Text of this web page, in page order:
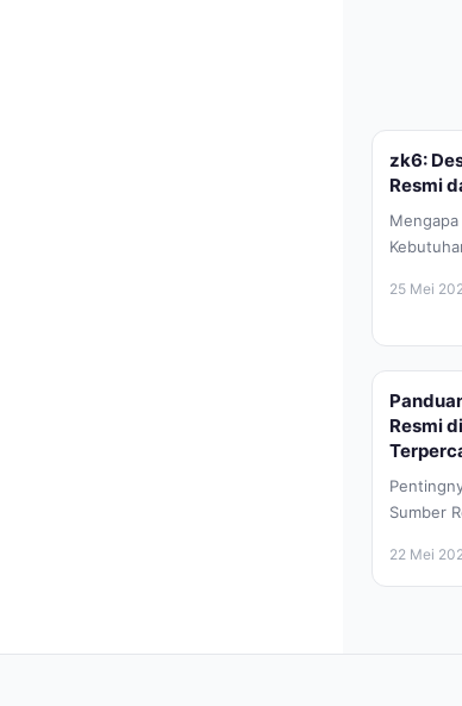
zk6:
Resmi
25 Mei
Resmi
Sumber
atau...
22 Mei